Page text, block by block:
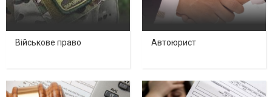
Військове право Автоюрист